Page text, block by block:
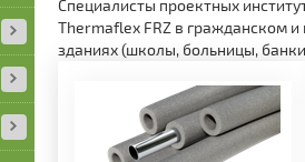
Специалисты проектных
Thermaflex FRZ в гражданском
зданиях (школы, больницы,